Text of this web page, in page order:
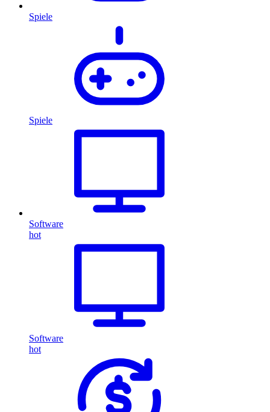
Spiele
Spiele
Software
hot
Software
hot